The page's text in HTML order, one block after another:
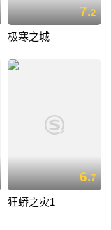
7.2
极寒之城
6.7
狂蟒之灾1